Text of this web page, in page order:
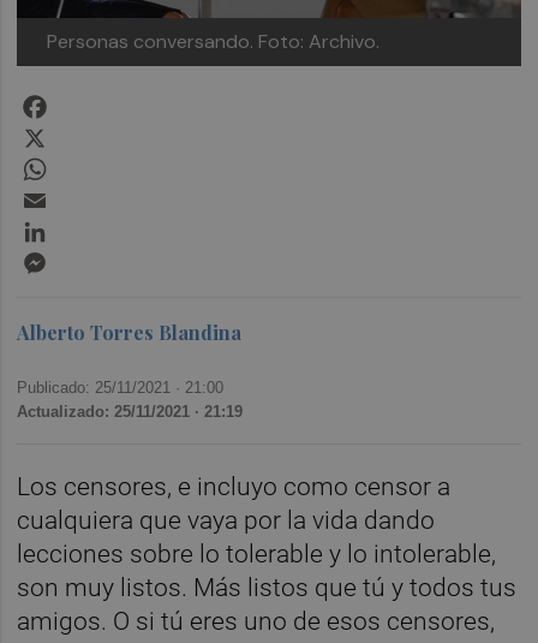
Personas conversando. Foto: Archivo.
Alberto Torres Blandina
Publicado: 25/11/2021 · 21:00
Actualizado: 25/11/2021 · 21:19
Los censores, e incluyo como censor a
cualquiera que vaya por la vida dando
lecciones sobre lo tolerable y lo intolerable,
son muy listos. Más listos que tú y todos tus
amigos. O si tú eres uno de esos censores,